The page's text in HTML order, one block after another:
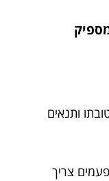
ותנאים
צריך